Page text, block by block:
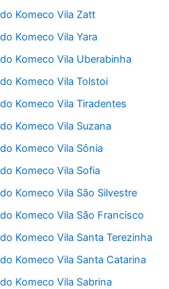
Komeco Vila Zatt
Komeco Vila Yara
Komeco Vila Uberabinha
Komeco Vila Tolstoi
Komeco Vila Tiradentes
Komeco Vila Suzana
Komeco Vila Sônia
Komeco Vila Sofia
Komeco Vila São Silvestre
Komeco Vila São Francisco
Komeco Vila Santa Terezinha
Komeco Vila Santa Catarina
Komeco Vila Sabrina